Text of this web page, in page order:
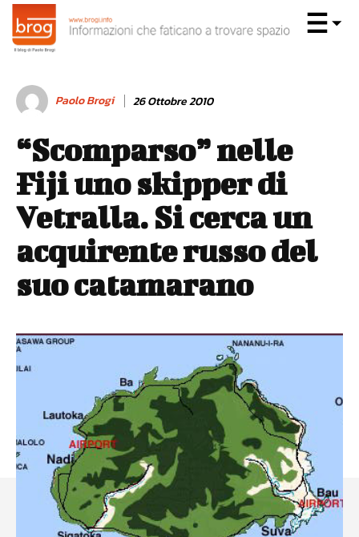
Paolo Brogi 26 Ottobre 2010
“Scomparso” nelle
Fiji uno skipper di
Vetralla. Si cerca un
acquirente russo del
suo catamarano